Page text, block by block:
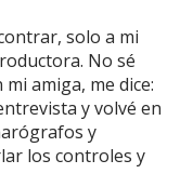
solo a mi
No sé
amiga, me dice:
y volvé en
y
los controles y